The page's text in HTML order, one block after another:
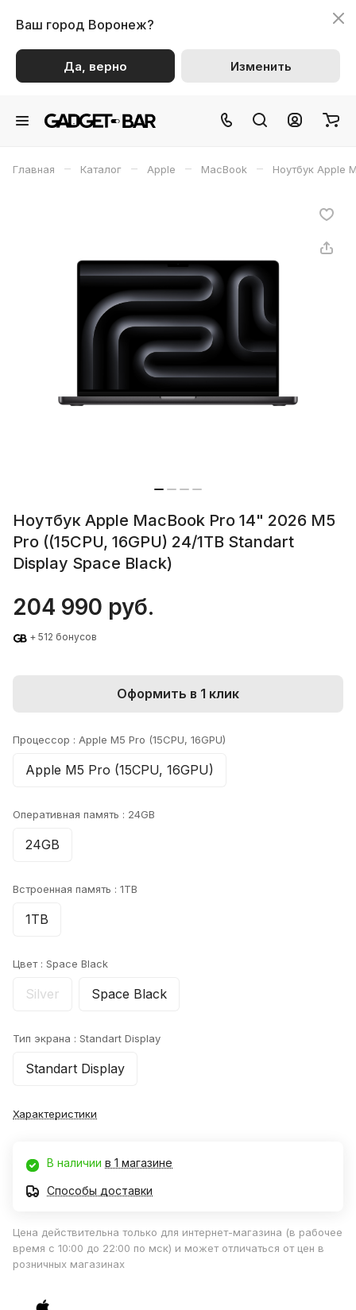
Ваш город Воронеж?
Да, верно Изменить
Главная – Каталог – Apple – MacBook – Ноутбук Apple
Ноутбук Apple MacBook Pro 14" 2026 M5
Pro ((15CPU, 16GPU) 24/1TB Standart
Display Space Black)
204 990 руб.
+ 512 бонусов
Оформить в 1 клик
Процессор : Apple M5 Pro (15CPU, 16GPU)
Apple M5 Pro (15CPU, 16GPU)
Оперативная память : 24GB
24GB
Встроенная память : 1TB
1TB
Цвет : Space Black
Silver Space Black
Тип экрана : Standart Display
Standart Display
Характеристики
В наличии в 1 магазине
Способы доставки
Цена действительна только для интернет-магазина (в рабочее
время с 10:00 до 22:00 по мск) и может отличаться от цен в
розничных магазинах